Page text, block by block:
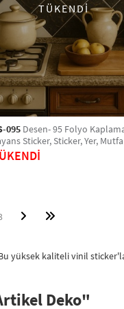
TÜKENDİ
095 Desen- 95 Folyo
Sticker, Sticker, Yer,
Sticker, Retro Karo Sticker
yüksek kaliteli vinil
Deko"